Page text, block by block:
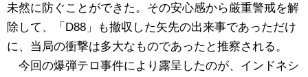
未然に防ぐことができた。その安心感から厳重警戒を解
除して、「D88」も撤収した矢先の出来事であっただけ
に、当局の衝撃は多大なものであったと推察される。
今回の爆弾テロ事件により露呈したのが、インドネシ